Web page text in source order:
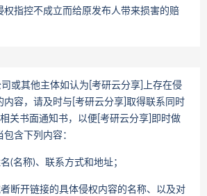
权指控不成立而给原发布人带来损害的赔
或其他主体如认为[考研云分享]上存在侵
内容，请及时与[考研云分享]取得联系同时
关书面通知书，以便[考研云分享]即时做
含下列内容：
称)、联系方式和地址；
开链接的具体侵权内容的名称、以及对